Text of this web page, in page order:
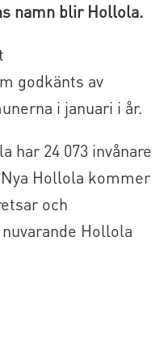
namn blir Hollola.
godkänts av
i januari i år.
har 24 073 invånare
Hollola kommer
och
Hollola